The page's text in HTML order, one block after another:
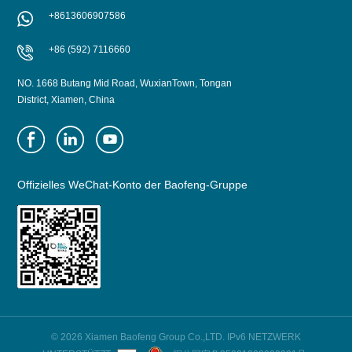
+8613606907586
+86 (592) 7116660
NO. 1668 Butang Mid Road, WuxianTown, Tongan
District, Xiamen, China
Offizielles WeChat-Konto der Baofeng-Gruppe
© 2026 Xiamen Baofeng Group Co.,LTD. IPv6 NETZWERK